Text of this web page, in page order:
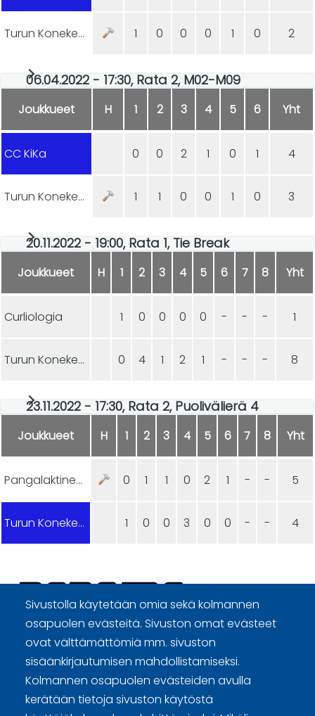
Turun Konekeskus 1 0 0 0 1 0 2
06.04.2022 - 17:30, Rata 2, M02-M09
Joukkueet H 1 2 3 4 5 6 Yht
CC KiKa 0 0 2 1 0 1 4
Turun Konekeskus 1 1 0 0 1 0 3
20.11.2022 - 19:00, Rata 1, Tie Break
Joukkueet H 1 2 3 4 5 6 7 8 Yht
Curliologia 1 0 0 0 0 - - - 1
Turun Konekeskus 0 4 1 2 1 - - - 8
23.11.2022 - 17:30, Rata 2, Puolivälierä 4
Joukkueet H 1 2 3 4 5 6 7 8 Yht
Pangalaktinen curlauspommi 0 1 1 0 2 1 - - 5
Turun Konekeskus 1 0 0 3 0 0 - - 4
Sivustolla käytetään omia sekä kolmannen
osapuolen evästeitä. Sivuston omat evästeet
ovat välttämättömiä mm. sivuston
sisäänkirjautumisen mahdollistamiseksi.
Kolmannen osapuolen evästeiden avulla
kerätään tietoja sivuston käytöstä
Curling Finland
Curling.fi